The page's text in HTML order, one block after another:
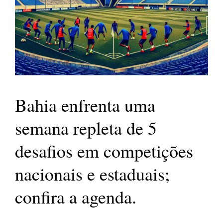
Bahia enfrenta uma
semana repleta de 5
desafios em competições
nacionais e estaduais;
confira a agenda.